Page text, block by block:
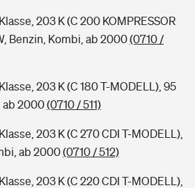
203 K (C 200 KOMPRESSOR
Benzin, Kombi, ab 2000(0710 /
203 K (C 180 T-MODELL), 95
ab 2000(0710 / 511)
203 K (C 270 CDI T-MODELL),
ab 2000(0710 / 512)
203 K (C 220 CDI T-MODELL),